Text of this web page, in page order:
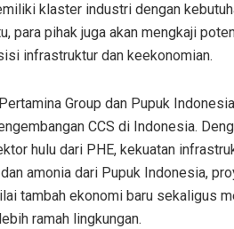
klaster industri dengan
para pihak juga akan mengkaji
infrastruktur dan keekonomian.
Group dan Pupuk
CCS di Indonesia.
hulu dari PHE, kekuatan
amonia dari Pupuk Indonesia,
tambah ekonomi baru sekaligus
ramah lingkungan.